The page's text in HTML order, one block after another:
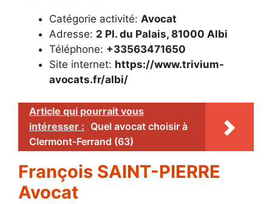
Catégorie activité: Avocat
Adresse: 2 Pl. du Palais, 81000 Albi
Téléphone: +33563471650
Site internet: https://www.trivium-
avocats.fr/albi/
Article qui pourrait vous
intéresser : Quel avocat choisir à
Clermont-Ferrand (63)
François SAINT-PIERRE
Avocat